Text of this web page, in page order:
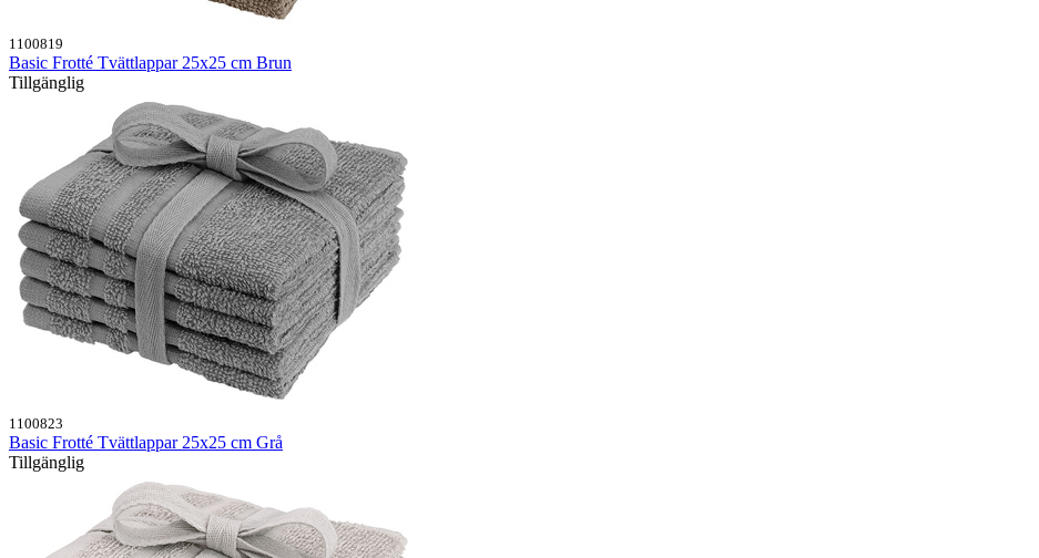
1100819
Basic Frotté Tvättlappar 25x25 cm Brun
Tillgänglig
1100823
Basic Frotté Tvättlappar 25x25 cm Grå
Tillgänglig